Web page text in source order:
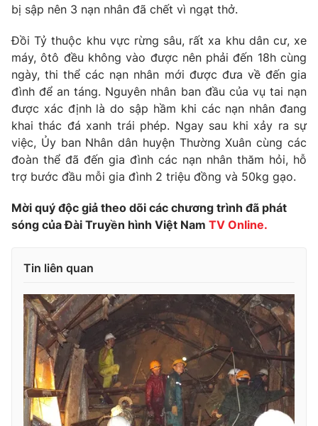
Thị trường
Tư vấn
Lịch phát sóng
Chuyên mục khác
Emagazine Podcast
Photo Infographic
Video Shorts video
VTV Money VTV Thể thao
Thị trường 24h Tấm lòng Việt
VTV4 Vươn mình bằng AI
VTV9 VTV8
Liên hệ tòa soạn English
bị sập nên 3 nạn nhân đã chết vì ngạt thở.
Đồi Tỷ thuộc khu vực rừng sâu, rất xa khu dân cư, xe
máy, ôtô đều không vào được nên phải đến 18h cùng
ngày, thi thể các nạn nhân mới được đưa về đến gia
đình để an táng. Nguyên nhân ban đầu của vụ tai nạn
được xác định là do sập hầm khi các nạn nhân đang
khai thác đá xanh trái phép. Ngay sau khi xảy ra sự
việc, Ủy ban Nhân dân huyện Thường Xuân cùng các
đoàn thể đã đến gia đình các nạn nhân thăm hỏi, hỗ
trợ bước đầu mỗi gia đình 2 triệu đồng và 50kg gạo.
Mời quý độc giả theo dõi các chương trình đã phát
sóng của Đài Truyền hình Việt Nam TV Online.
Tin liên quan